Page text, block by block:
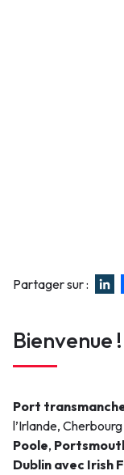
Partager sur :
Bienvenue !
Port
l’Irlande,
Poole,
Dublin avec Irish